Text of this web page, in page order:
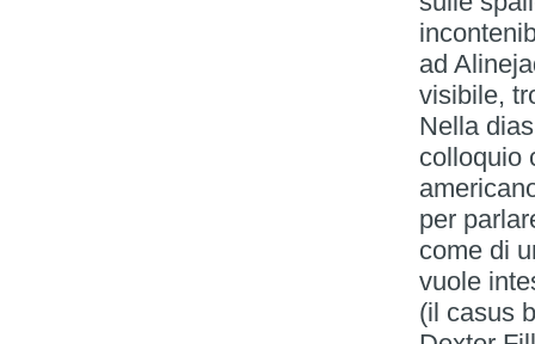
ad
visibile,
Nella
colloquio
per
come di
vuole
(il casus